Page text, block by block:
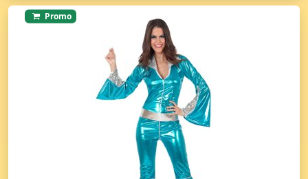
Promo